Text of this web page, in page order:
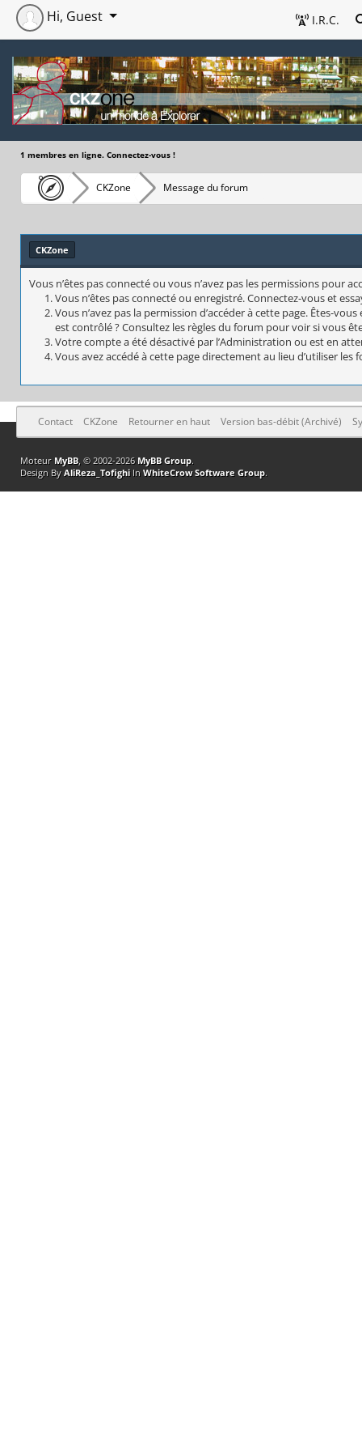
I.R.C.
Hi, Guest
1 membres en ligne. Connectez-vous !
CKZone Message du forum
CKZone
Vous n’êtes pas connecté ou vous n’avez pas les permissions pour
Vous n’êtes pas connecté ou enregistré. Connectez-vous et
Vous n’avez pas la permission d’accéder à cette page. Êtes-
est contrôlé ? Consultez les règles du forum pour voir si vous
Votre compte a été désactivé par l’Administration ou est en
Vous avez accédé à cette page directement au lieu d’utiliser
Contact CKZone Retourner en haut Version bas-débit (Archivé)
Moteur MyBB, © 2002-2026 MyBB Group.
Design By AliReza_TofighiIn WhiteCrow Software Group.